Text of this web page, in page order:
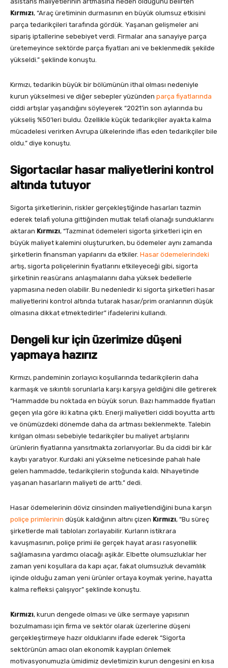
Kırmızı, “Araç üretiminin durmasının en büyük olumsuz etkisini
parça tedarikçileri tarafında gördük. Yaşanan gelişmeler ani
sipariş iptallerine sebebiyet verdi. Firmalar ana sanayiye parça
üretemeyince sektörde parça fiyatları ani ve beklenmedik şekilde
yükseldi.” şeklinde konuştu.
Kırmızı, tedarikin büyük bir bölümünün ithal olması nedeniyle
kurun yükselmesi ve diğer sebepler yüzünden parça fiyatlarında
ciddi artışlar yaşandığını söyleyerek “2021’in son aylarında bu
yükseliş %50’leri buldu. Özellikle küçük tedarikçiler ayakta kalma
mücadelesi verirken Avrupa ülkelerinde iflas eden tedarikçiler bile
oldu.” diye konuştu.
Sigortacılar hasar maliyetlerini kontrol
altında tutuyor
Sigorta şirketlerinin, riskler gerçekleştiğinde hasarları tazmin
ederek telafi yoluna gittiğinden mutlak telafi olanağı sunduklarını
aktaran Kırmızı, “Tazminat ödemeleri sigorta şirketleri için en
büyük maliyet kalemini oluştururken, bu ödemeler aynı zamanda
şirketlerin finansman yapılarını da etkiler. Hasar ödemelerindeki
artış, sigorta poliçelerinin fiyatlarını etkileyeceği gibi, sigorta
şirketinin reasürans anlaşmalarını daha yüksek bedellerle
yapmasına neden olabilir. Bu nedenledir ki sigorta şirketleri hasar
maliyetlerini kontrol altında tutarak hasar/prim oranlarının düşük
olmasına dikkat etmektedirler” ifadelerini kullandı.
Dengeli kur için üzerimize düşeni
yapmaya hazırız
Kırmızı, pandeminin zorlayıcı koşullarında tedarikçilerin daha
karmaşık ve sıkıntılı sorunlarla karşı karşıya geldiğini dile getirerek
“Hammadde bu noktada en büyük sorun. Bazı hammadde fiyatları
geçen yıla göre iki katına çıktı. Enerji maliyetleri ciddi boyutta arttı
ve önümüzdeki dönemde daha da artması beklenmekte. Talebin
kırılgan olması sebebiyle tedarikçiler bu maliyet artışlarını
ürünlerin fiyatlarına yansıtmakta zorlanıyorlar. Bu da ciddi bir kâr
kaybı yaratıyor. Kurdaki ani yükselme neticesinde pahalı hale
gelen hammadde, tedarikçilerin stoğunda kaldı. Nihayetinde
yaşanan hasarların maliyeti de arttı.” dedi.
Hasar ödemelerinin döviz cinsinden maliyetlendiğini buna karşın
poliçe primlerinin düşük kaldığının altını çizen Kırmızı, “Bu süreç
şirketlerde mali tabloları zorlayabilir. Kurların istikrara
kavuşmasının, poliçe primi ile gerçek hayat arası rasyonellik
sağlamasına yardımcı olacağı aşikâr. Elbette olumsuzluklar her
zaman yeni koşullara da kapı açar, fakat olumsuzluk devamlılık
içinde olduğu zaman yeni ürünler ortaya koymak yerine, hayatta
kalma refleksi çalışıyor” şeklinde konuştu.
Kırmızı, kurun dengede olması ve ülke sermaye yapısının
bozulmaması için firma ve sektör olarak üzerlerine düşeni
gerçekleştirmeye hazır olduklarını ifade ederek “Sigorta
sektörünün amacı olan ekonomik kayıpları önlemek
motivasyonumuzla ümidimiz devletimizin kurun dengesini en kısa